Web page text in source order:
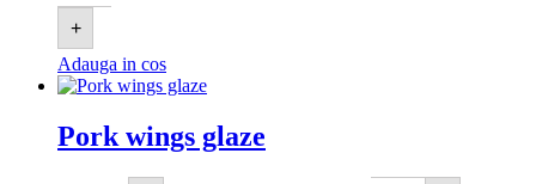
+
Adauga in cos
Pork wings glaze